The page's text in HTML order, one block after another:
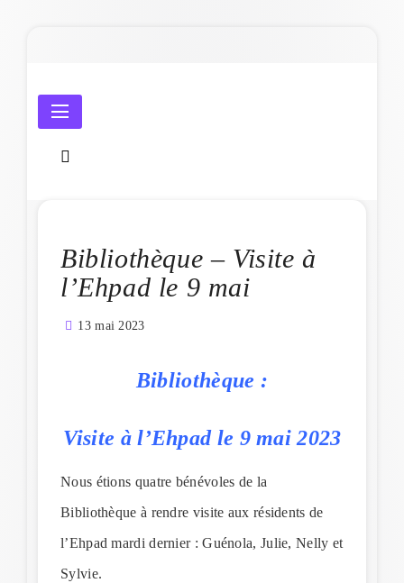
Amicale Laïque de Penmarc'h
Bibliothèque – Visite à
l’Ehpad le 9 mai
13 mai 2023
Bibliothèque :
Visite à l’Ehpad le 9 mai 2023
Nous étions quatre bénévoles de la
Bibliothèque à rendre visite aux résidents de
l’Ehpad mardi dernier : Guénola, Julie, Nelly et
Sylvie.